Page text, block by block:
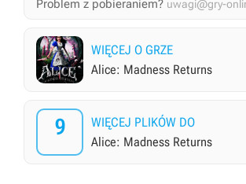
Problem z pobieraniem? uwagi@gry-
WIĘCEJ O GRZE
Alice: Madness Returns
9
WIĘCEJ PLIKÓW DO
Alice: Madness Returns